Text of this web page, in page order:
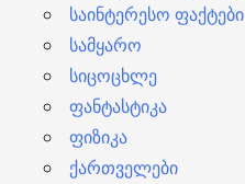
საინტერესო ფაქტები
სამყარო
სიცოცხლე
ფანტასტიკა
ფიზიკა
ქართველები